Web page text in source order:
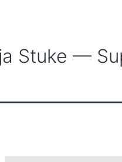
Stuke —